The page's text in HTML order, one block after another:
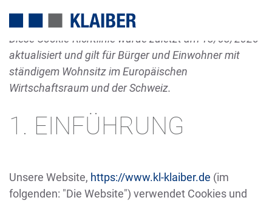
Diese Cookie-Richtlinie wurde zuletzt am 13/03/2026
aktualisiert und gilt für Bürger und Einwohner mit
ständigem Wohnsitz im Europäischen
Wirtschaftsraum und der Schweiz.
1. EINFÜHRUNG
Unsere Website, https://www.kl-klaiber.de (im
folgenden: "Die Website") verwendet Cookies und